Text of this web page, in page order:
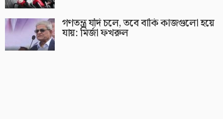
গণতন্ত্র যদি চলে, তবে বাকি কাজগুলো হয়ে
যায়: মির্জা ফখরুল